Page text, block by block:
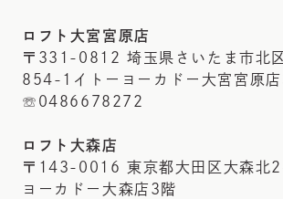
ロフト大宮宮原店
〒331-0812 埼玉県さいたま市北
854-1イトーヨーカドー大宮宮原
☏0486678272
ロフト大森店
〒143-0016 東京都大田区大森北
ヨーカドー大森店3階